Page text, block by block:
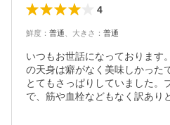
4
鮮度 ： 普通 大きさ ： 普通
いつもお世話になっております
の天身は癖がなく美味しかった
とてもさっぱりしていました。
で、筋や血栓などもなく訳あり